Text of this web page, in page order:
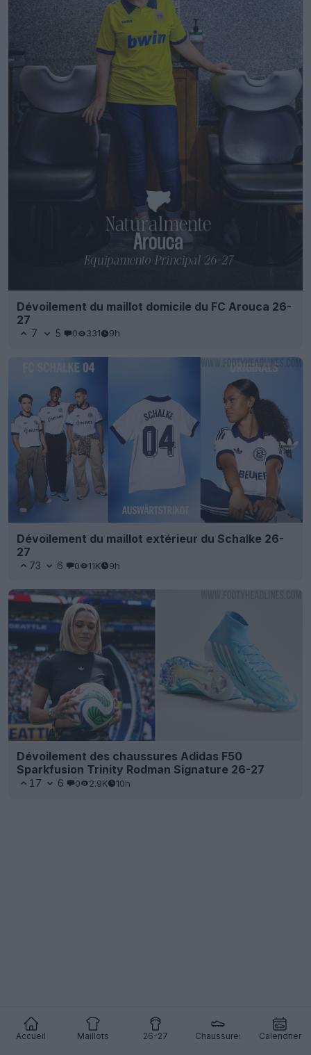
Accueil Maillots 26-27 Chaussures Calendrier
Dévoilement du maillot domicile du FC Arouca 26-
27
7 5 0 331 9h
Dévoilement du maillot extérieur du Schalke 26-
27
73 6 0 11K 9h
Dévoilement des chaussures Adidas F50
Sparkfusion Trinity Rodman Signature 26-27
17 6 0 2.9K 10h